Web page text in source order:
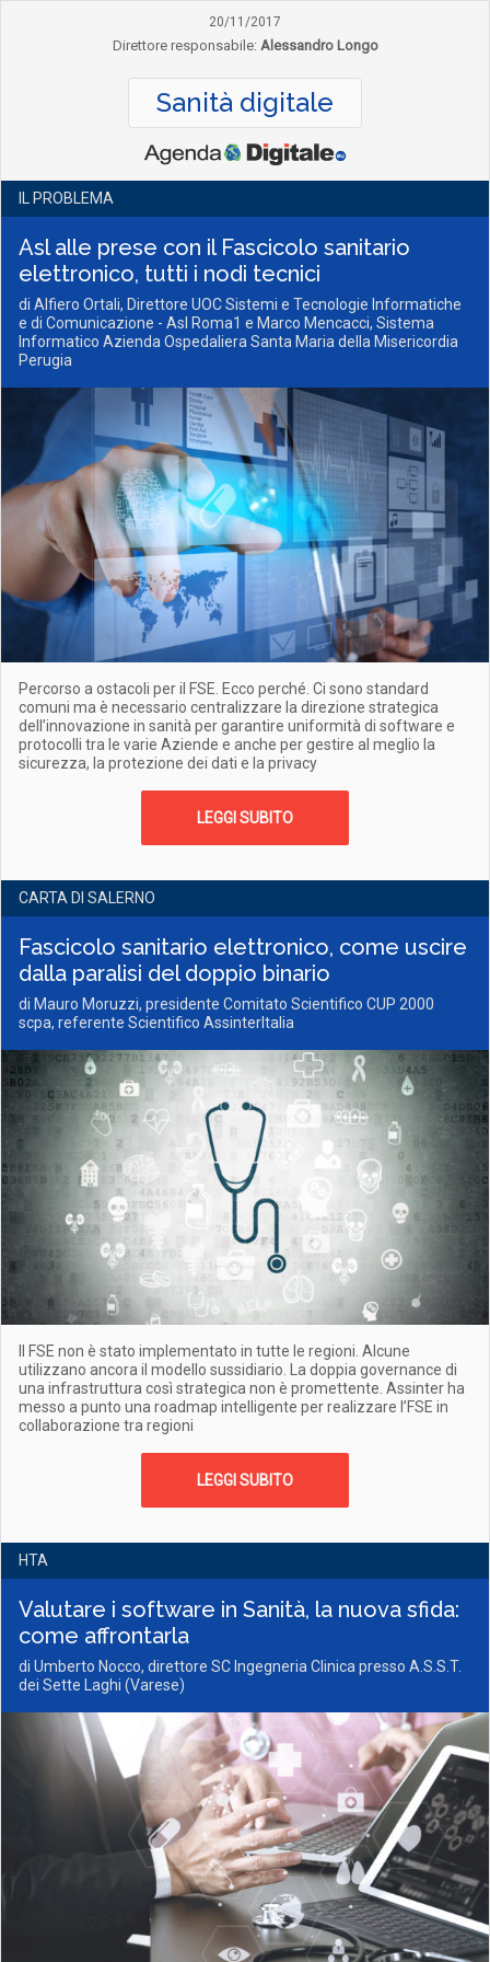
20/11/2017
Direttore responsabile: Alessandro Longo
Sanità digitale
IL PROBLEMA
Asl alle prese con il Fascicolo sanitario
elettronico, tutti i nodi tecnici
di Alfiero Ortali, Direttore UOC Sistemi e Tecnologie Informatiche
e di Comunicazione - Asl Roma1 e Marco Mencacci, Sistema
Informatico Azienda Ospedaliera Santa Maria della Misericordia
Perugia
Percorso a ostacoli per il FSE. Ecco perché. Ci sono standard
comuni ma è necessario centralizzare la direzione strategica
dell’innovazione in sanità per garantire uniformità di software e
protocolli tra le varie Aziende e anche per gestire al meglio la
sicurezza, la protezione dei dati e la privacy
LEGGI SUBITO
CARTA DI SALERNO
Fascicolo sanitario elettronico, come uscire
dalla paralisi del doppio binario
di Mauro Moruzzi, presidente Comitato Scientifico CUP 2000
scpa, referente Scientifico AssinterItalia
Il FSE non è stato implementato in tutte le regioni. Alcune
utilizzano ancora il modello sussidiario. La doppia governance di
una infrastruttura così strategica non è promettente. Assinter ha
messo a punto una roadmap intelligente per realizzare l’FSE in
collaborazione tra regioni
LEGGI SUBITO
HTA
Valutare i software in Sanità, la nuova sfida:
come affrontarla
di Umberto Nocco, direttore SC Ingegneria Clinica presso A.S.S.T.
dei Sette Laghi (Varese)